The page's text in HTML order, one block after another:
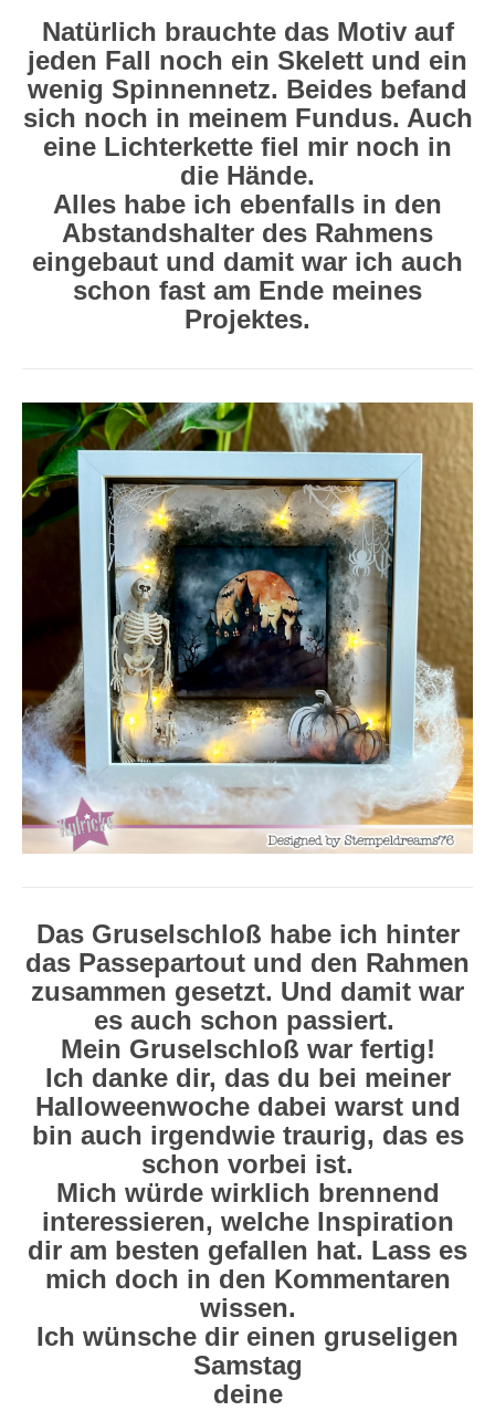
Natürlich brauchte das Motiv auf
jeden Fall noch ein Skelett und ein
wenig Spinnennetz. Beides befand
sich noch in meinem Fundus. Auch
eine Lichterkette fiel mir noch in
die Hände.
Alles habe ich ebenfalls in den
Abstandshalter des Rahmens
eingebaut und damit war ich auch
schon fast am Ende meines
Projektes.
Das Gruselschloß habe ich hinter
das Passepartout und den Rahmen
zusammen gesetzt. Und damit war
es auch schon passiert.
Mein Gruselschloß war fertig!
Ich danke dir, das du bei meiner
Halloweenwoche dabei warst und
bin auch irgendwie traurig, das es
schon vorbei ist.
Mich würde wirklich brennend
interessieren, welche Inspiration
dir am besten gefallen hat. Lass es
mich doch in den Kommentaren
wissen.
Ich wünsche dir einen gruseligen
Samstag
deine